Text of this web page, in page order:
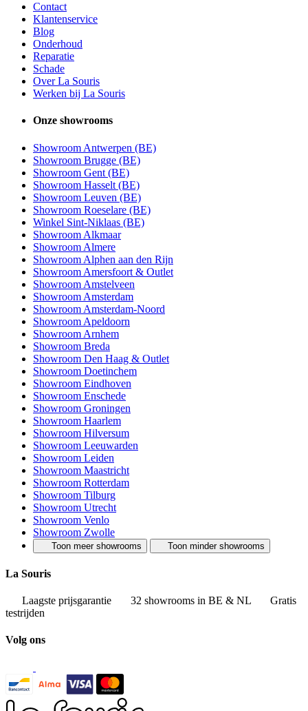
Contact
Klantenservice
Blog
Onderhoud
Reparatie
Schade
Over La Souris
Werken bij La Souris
Onze showrooms
Showroom Antwerpen (BE)
Showroom Brugge (BE)
Showroom Gent (BE)
Showroom Hasselt (BE)
Showroom Leuven (BE)
Showroom Roeselare (BE)
Winkel Sint-Niklaas (BE)
Showroom Alkmaar
Showroom Almere
Showroom Alphen aan den Rijn
Showroom Amersfoort & Outlet
Showroom Amstelveen
Showroom Amsterdam
Showroom Amsterdam-Noord
Showroom Apeldoorn
Showroom Arnhem
Showroom Breda
Showroom Den Haag & Outlet
Showroom Doetinchem
Showroom Eindhoven
Showroom Enschede
Showroom Groningen
Showroom Haarlem
Showroom Hilversum
Showroom Leeuwarden
Showroom Leiden
Showroom Maastricht
Showroom Rotterdam
Showroom Tilburg
Showroom Utrecht
Showroom Venlo
Showroom Zwolle
Toon meer showrooms Toon minder showrooms
La Souris
Laagste prijsgarantie 32 showrooms in BE & NL
Gratis
testrijden
Volg ons